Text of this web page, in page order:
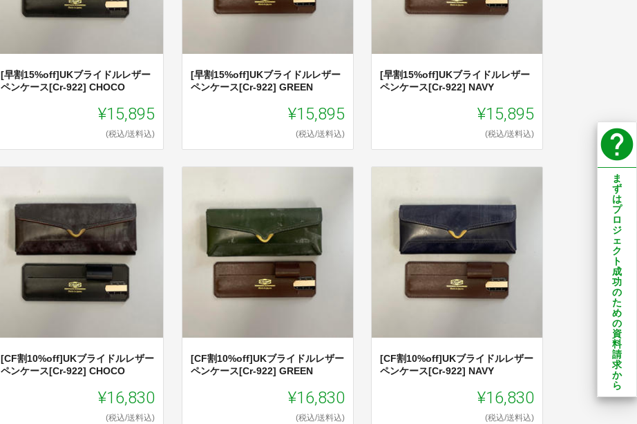
[早割15%off]UKブライドルレザー
ペンケース[Cr-922] CHOCO
¥15,895
(税込/送料込)
[早割15%off]UKブライドルレザー
ペンケース[Cr-922] GREEN
¥15,895
(税込/送料込)
[早割15%off]UKブライドルレザー
ペンケース[Cr-922] NAVY
¥15,895
(税込/送料込)
[CF割10%off]UKブライドルレザー
ペンケース[Cr-922] CHOCO
¥16,830
(税込/送料込)
[CF割10%off]UKブライドルレザー
ペンケース[Cr-922] GREEN
¥16,830
(税込/送料込)
[CF割10%off]UKブライドルレザー
ペンケース[Cr-922] NAVY
¥16,830
(税込/送料込)
help
ま
ず
は
プ
ロ
ジ
ェ
ク
ト
成
功
の
た
め
の
資
料
請
求
か
ら